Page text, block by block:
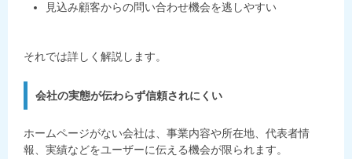
見込み顧客からの問い合わせ機会を逃しやすい
それでは詳しく解説します。
会社の実態が伝わらず信頼されにくい
ホームページがない会社は、事業内容や所在地、代表者情
報、実績などをユーザーに伝える機会が限られます。